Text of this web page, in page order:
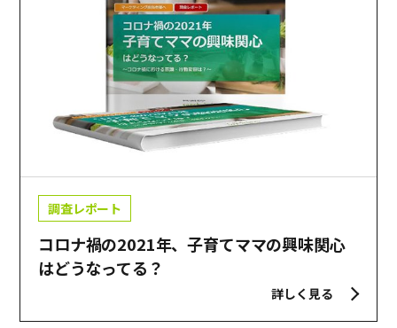
調査レポート
コロナ禍の2021年、子育てママの興味関心
はどうなってる？
詳しく見る